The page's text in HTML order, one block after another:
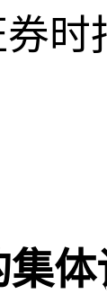
时